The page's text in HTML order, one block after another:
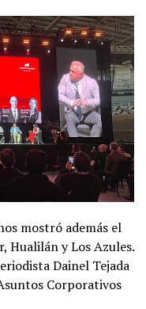
mostró además el
Hualilán y Los Azules.
Dainel Tejada
Corporativos